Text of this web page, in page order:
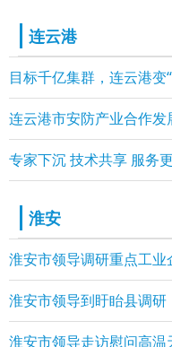
连云港
目标千亿集群，连云港变
连云港市安防产业合作发
专家下沉 技术共享 服务
淮安
淮安市领导调研重点工业
淮安市领导到盱眙县调研
淮安市领导走访慰问高